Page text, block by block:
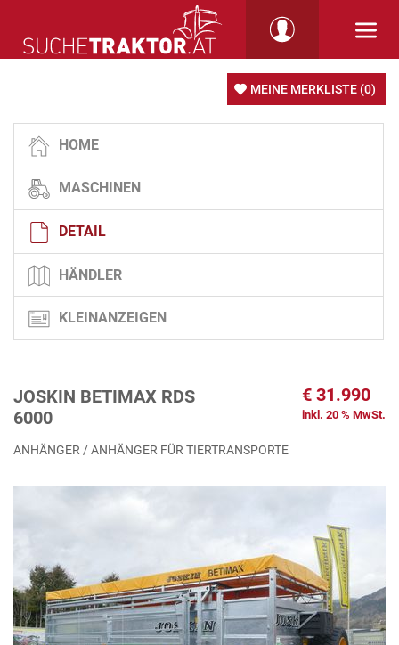
MEINE MERKLISTE (0)
HOME
MASCHINEN
DETAIL
HÄNDLER
KLEINANZEIGEN
JOSKIN BETIMAX RDS
6000
€ 31.990
inkl. 20 % MwSt.
ANHÄNGER / ANHÄNGER FÜR TIERTRANSPORTE